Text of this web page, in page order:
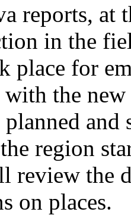
reports, at
in the
place for
with the
and
region
review the
on places.